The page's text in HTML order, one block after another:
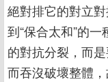
絕對排它的對立
到“保合太和”的
的對抗分裂，而
而吞沒破壞整體